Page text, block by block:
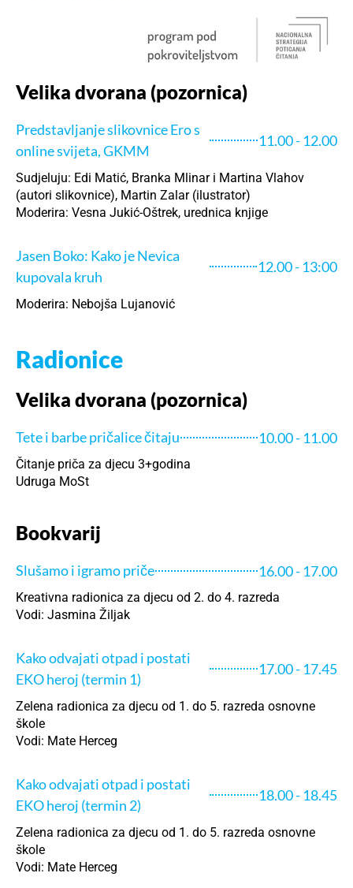
Velika dvorana (pozornica)
Predstavljanje slikovnice Ero s
online svijeta, GKMM
11.00 - 12.00
Sudjeluju: Edi Matić, Branka Mlinar i Martina Vlahov
(autori slikovnice), Martin Zalar (ilustrator)
Moderira: Vesna Jukić-Oštrek, urednica knjige
Jasen Boko: Kako je Nevica
kupovala kruh
12.00 - 13:00
Moderira: Nebojša Lujanović
Radionice
Velika dvorana (pozornica)
Tete i barbe pričalice čitaju 10.00 - 11.00
Čitanje priča za djecu 3+godina
Udruga MoSt
Bookvarij
Slušamo i igramo priče 16.00 - 17.00
Kreativna radionica za djecu od 2. do 4. razreda
Vodi: Jasmina Žiljak
Kako odvajati otpad i postati
EKO heroj (termin 1)
17.00 - 17.45
Zelena radionica za djecu od 1. do 5. razreda osnovne
škole
Vodi: Mate Herceg
Kako odvajati otpad i postati
EKO heroj (termin 2)
18.00 - 18.45
Zelena radionica za djecu od 1. do 5. razreda osnovne
škole
Vodi: Mate Herceg